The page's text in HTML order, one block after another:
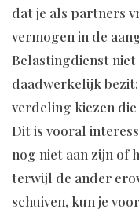
dat je als partners
vermogen in de
Belastingdienst
daadwerkelijk
verdeling kiezen
Dit is vooral
nog niet aan zijn of
terwijl de ander
schuiven, kun je